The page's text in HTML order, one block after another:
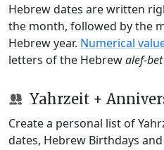
Hebrew dates are written
the month, followed by the
Hebrew year. Numerical
letters of the Hebrewalef-bet
Yahrzeit +
Create a personal list of
dates, Hebrew Birthdays